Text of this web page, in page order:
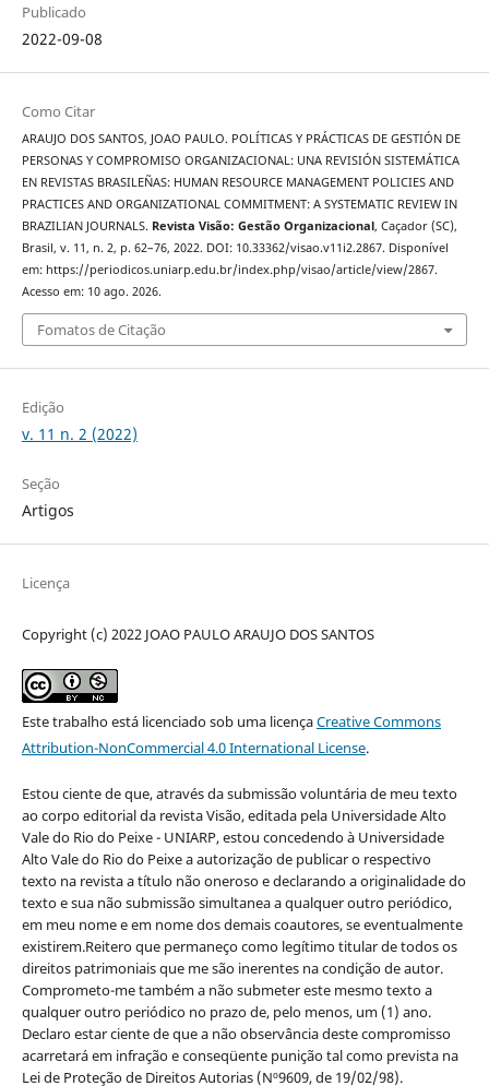
Publicado
2022-09-08
Como Citar
ARAUJO DOS SANTOS, JOAO PAULO. POLÍTICAS Y PRÁCTICAS DE GESTIÓN DE
PERSONAS Y COMPROMISO ORGANIZACIONAL: UNA REVISIÓN SISTEMÁTICA
EN REVISTAS BRASILEÑAS: HUMAN RESOURCE MANAGEMENT POLICIES AND
PRACTICES AND ORGANIZATIONAL COMMITMENT: A SYSTEMATIC REVIEW IN
BRAZILIAN JOURNALS. Revista Visão: Gestão Organizacional, Caçador (SC),
Brasil, v. 11, n. 2, p. 62–76, 2022. DOI: 10.33362/visao.v11i2.2867. Disponível
em: https://periodicos.uniarp.edu.br/index.php/visao/article/view/2867.
Acesso em: 10 ago. 2026.
Fomatos de Citação
Edição
v. 11 n. 2 (2022)
Seção
Artigos
Licença
Copyright (c) 2022 JOAO PAULO ARAUJO DOS SANTOS
Este trabalho está licenciado sob uma licençaCreative Commons
Attribution-NonCommercial 4.0 International License.
Estou ciente de que, através da submissão voluntária de meu texto
ao corpo editorial da revista Visão, editada pela Universidade Alto
Vale do Rio do Peixe - UNIARP, estou concedendo à Universidade
Alto Vale do Rio do Peixe a autorização de publicar o respectivo
texto na revista a título não oneroso e declarando a originalidade do
texto e sua não submissão simultanea a qualquer outro periódico,
em meu nome e em nome dos demais coautores, se eventualmente
existirem.Reitero que permaneço como legítimo titular de todos os
direitos patrimoniais que me são inerentes na condição de autor.
Comprometo-me também a não submeter este mesmo texto a
qualquer outro periódico no prazo de, pelo menos, um (1) ano.
Declaro estar ciente de que a não observância deste compromisso
acarretará em infração e conseqüente punição tal como prevista na
Lei de Proteção de Direitos Autorias (Nº9609, de 19/02/98).